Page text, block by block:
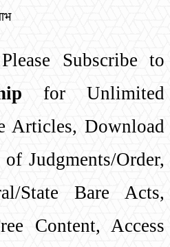
Subscribe to
for Unlimited
Articles, Download
Judgments/Order,
State Bare Acts,
Content, Access